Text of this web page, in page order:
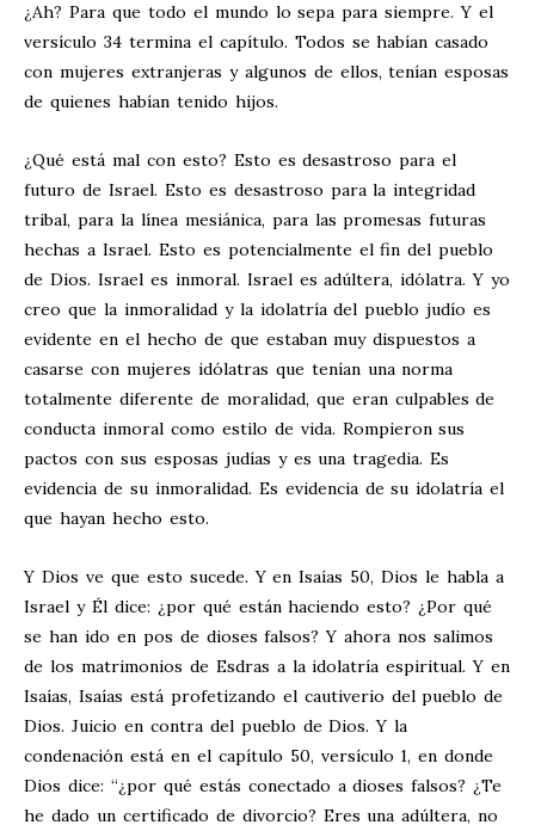
¿Ah? Para que todo el mundo lo sepa para siempre. Y el
versículo 34 termina el capítulo. Todos se habían casado
con mujeres extranjeras y algunos de ellos, tenían esposas
de quienes habían tenido hijos.
¿Qué está mal con esto? Esto es desastroso para el
futuro de Israel. Esto es desastroso para la integridad
tribal, para la línea mesiánica, para las promesas futuras
hechas a Israel. Esto es potencialmente el fin del pueblo
de Dios. Israel es inmoral. Israel es adúltera, idólatra. Y yo
creo que la inmoralidad y la idolatría del pueblo judío es
evidente en el hecho de que estaban muy dispuestos a
casarse con mujeres idólatras que tenían una norma
totalmente diferente de moralidad, que eran culpables de
conducta inmoral como estilo de vida. Rompieron sus
pactos con sus esposas judías y es una tragedia. Es
evidencia de su inmoralidad. Es evidencia de su idolatría el
que hayan hecho esto.
Y Dios ve que esto sucede. Y en Isaías 50, Dios le habla a
Israel y Él dice: ¿por qué están haciendo esto? ¿Por qué
se han ido en pos de dioses falsos? Y ahora nos salimos
de los matrimonios de Esdras a la idolatría espiritual. Y en
Isaías, Isaías está profetizando el cautiverio del pueblo de
Dios. Juicio en contra del pueblo de Dios. Y la
condenación está en el capítulo 50, versículo 1, en donde
Dios dice: “¿por qué estás conectado a dioses falsos? ¿Te
he dado un certificado de divorcio? Eres una adúltera, no